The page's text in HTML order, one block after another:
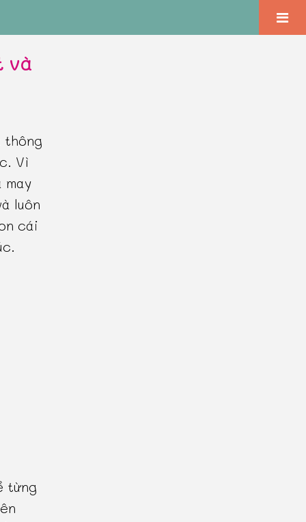
và
thông
Vì
may
luôn
cái
từng